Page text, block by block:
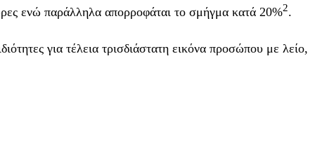
ενώ παράλληλα απορροφάται το σμήγμα κατά 20%2.
για τέλεια τρισδιάστατη εικόνα προσώπου με λείο,